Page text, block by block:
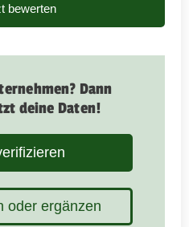
bewerten
Dann
deine Daten!
oder ergänzen